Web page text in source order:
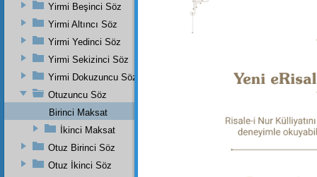
2
Dipnot-1
Yirmi Beşinci Söz
Yirmi Altıncı Söz
Yirmi Yedinci Söz
Yirmi Sekizinci Söz
Yirmi Dokuzuncu Söz
Otuzuncu Söz
Birinci Maksat
İkinci Maksat
Otuz Birinci Söz
Otuz İkinci Söz